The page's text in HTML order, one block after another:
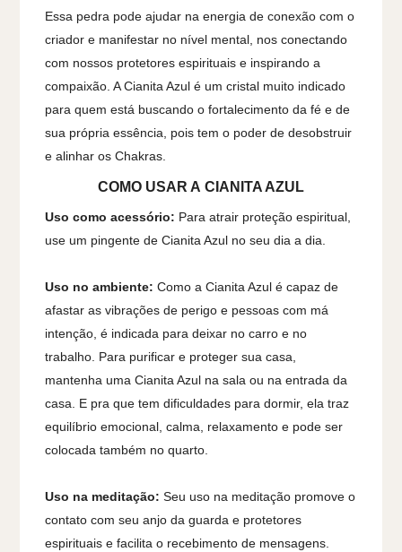
Essa pedra pode ajudar na energia de conexão com o
criador e manifestar no nível mental, nos conectando
com nossos protetores espirituais e inspirando a
compaixão. A Cianita Azul é um cristal muito indicado
para quem está buscando o fortalecimento da fé e de
sua própria essência, pois tem o poder de desobstruir
e alinhar os Chakras.
COMO USAR A CIANITA AZUL
Uso como acessório: Para atrair proteção espiritual,
use um pingente de Cianita Azul no seu dia a dia.
Uso no ambiente:Como a Cianita Azul é capaz de
afastar as vibrações de perigo e pessoas com má
intenção, é indicada para deixar no carro e no
trabalho. Para purificar e proteger sua casa,
mantenha uma Cianita Azul na sala ou na entrada da
casa. E pra que tem dificuldades para dormir, ela traz
equilíbrio emocional, calma, relaxamento e pode ser
colocada também no quarto.
Uso na meditação:Seu uso na meditação promove o
contato com seu anjo da guarda e protetores
espirituais e facilita o recebimento de mensagens.